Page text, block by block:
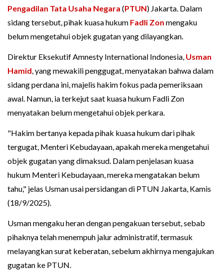
Pengadilan Tata Usaha Negara (PTUN) Jakarta. Dalam
sidang tersebut, pihak kuasa hukum Fadli Zon mengaku
belum mengetahui objek gugatan yang dilayangkan.
Direktur Eksekutif Amnesty International Indonesia, Usman
Hamid, yang mewakili penggugat, menyatakan bahwa dalam
sidang perdana ini, majelis hakim fokus pada pemeriksaan
awal. Namun, ia terkejut saat kuasa hukum Fadli Zon
menyatakan belum mengetahui objek perkara.
"Hakim bertanya kepada pihak kuasa hukum dari pihak
tergugat, Menteri Kebudayaan, apakah mereka mengetahui
objek gugatan yang dimaksud. Dalam penjelasan kuasa
hukum Menteri Kebudayaan, mereka mengatakan belum
tahu," jelas Usman usai persidangan di PTUN Jakarta, Kamis
(18/9/2025).
Usman mengaku heran dengan pengakuan tersebut, sebab
pihaknya telah menempuh jalur administratif, termasuk
melayangkan surat keberatan, sebelum akhirnya mengajukan
gugatan ke PTUN.